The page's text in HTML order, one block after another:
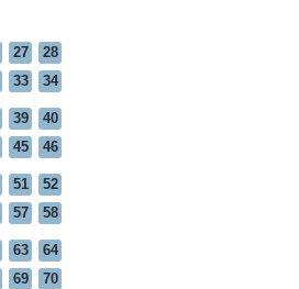
27
28
33 34
39
40
45 46
51
52
57 58
63
64
69 70